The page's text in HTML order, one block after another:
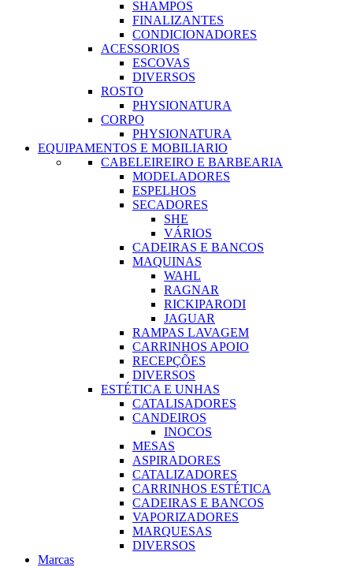
SHAMPOS
FINALIZANTES
CONDICIONADORES
ACESSORIOS
ESCOVAS
DIVERSOS
ROSTO
PHYSIONATURA
CORPO
PHYSIONATURA
EQUIPAMENTOS E MOBILIARIO
CABELEIREIRO E BARBEARIA
MODELADORES
ESPELHOS
SECADORES
SHE
VÁRIOS
CADEIRAS E BANCOS
MAQUINAS
WAHL
RAGNAR
RICKIPARODI
JAGUAR
RAMPAS LAVAGEM
CARRINHOS APOIO
RECEPÇÕES
DIVERSOS
ESTÉTICA E UNHAS
CATALISADORES
CANDEIROS
INOCOS
MESAS
ASPIRADORES
CATALIZADORES
CARRINHOS ESTÉTICA
CADEIRAS E BANCOS
VAPORIZADORES
MARQUESAS
DIVERSOS
Marcas